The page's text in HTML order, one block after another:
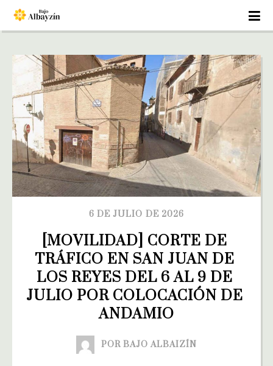
6 DE JULIO DE 2026
[MOVILIDAD] CORTE DE
TRÁFICO EN SAN JUAN DE
LOS REYES DEL 6 AL 9 DE
JULIO POR COLOCACIÓN DE
ANDAMIO
POR BAJO ALBAIZÍN